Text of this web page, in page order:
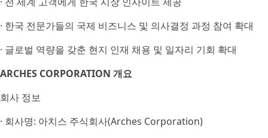
· 한국 전문가들의 국제 비즈니스 및 의사결정 과정 참여 확대
· 글로벌 역량을 갖춘 현지 인재 채용 및 일자리 기회 확대
ARCHES CORPORATION 개요
회사 정보
· 회사명: 아치스 주식회사(Arches Corporation)